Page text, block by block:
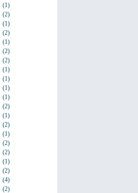
(1)
(2)
(1)
(2)
(1)
(2)
(2)
(1)
(1)
(1)
(1)
(2)
(1)
(2)
(1)
(2)
(2)
(1)
(2)
(4)
(2)